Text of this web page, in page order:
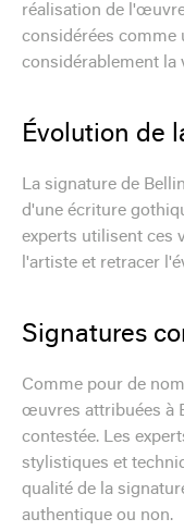
réalisation de
considérées comme
considérablement la
Évolution de
La signature de
d'une écriture
experts utilisent ces
l'artiste et retracer
Signatures
Comme pour de
œuvres attribuées à
contestée. Les
stylistiques et
qualité de la
authentique ou non.